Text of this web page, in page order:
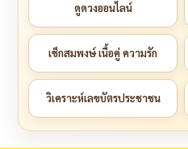
ดูดวงออนไลน์
เช็กสมพงษ์ เนื้อคู่ ความรัก
วิเคราะห์เลขบัตรประชาชน